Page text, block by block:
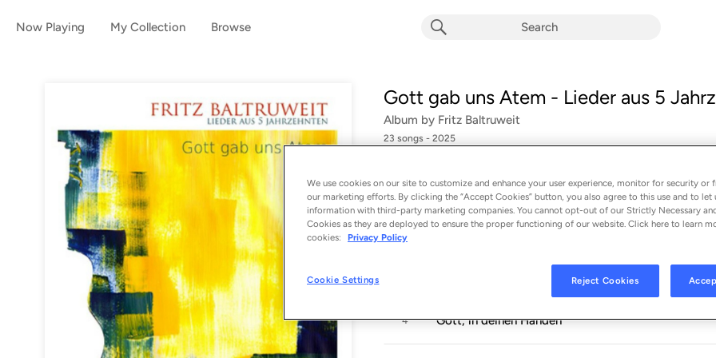
Now Playing My Collection Browse
Gott gab uns Atem - Lieder aus 5
Album by Fritz Baltruweit
23 songs - 2025
Gott gab uns Atem
2 Wie ist dein Lebenstraum
4 Gott, in deinen Händen
We use cookies on our site to customize and enhance your user experience, monitor for security or
our marketing efforts. By clicking the “Accept Cookies” button, you also agree to this use and to let
information with third-party marketing companies. You cannot opt-out of our Strictly Necessary
Cookies as they are deployed to ensure the proper functioning of our website. Click here to learn
cookies:
Privacy Policy
Cookie Settings Reject Cookies